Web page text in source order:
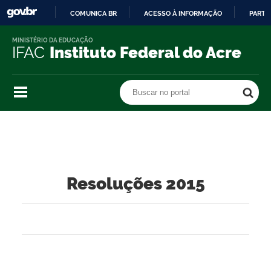
O
COMUNICA BR ACESSO À INFORMAÇÃO
IFAC Instituto Federal do Acre
MINISTÉRIO DA EDUCAÇÃO
Buscar no portal
Resoluções 2015